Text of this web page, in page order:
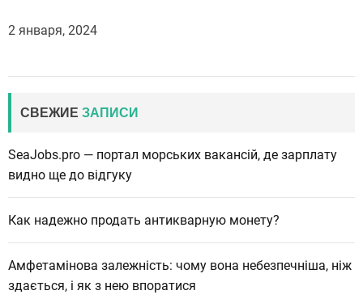
2 января, 2024
СВЕЖИЕ ЗАПИСИ
SeaJobs.pro — портал морських вакансій, де зарплату
видно ще до відгуку
Как надежно продать антикварную монету?
Амфетамінова залежність: чому вона небезпечніша, ніж
здається, і як з нею впоратися